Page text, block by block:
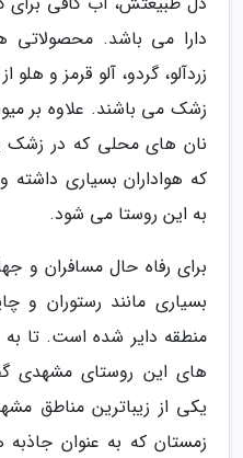
دارا می باشد. محصولاتی
زردآلو، گردو، آلو قرمز و
زشک می باشند. علاوه بر
نان های محلی که در زشک
که هواداران بسیاری داشته
به این روستا می شود.
برای رفاه حال مسافران و
بسیاری مانند رستوران و
منطقه دایر شده است. تا به
های این روستای مشهدی
یکی از زیباترین مناطق
زمستان که به عنوان